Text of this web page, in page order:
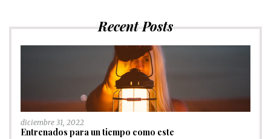
Recent Posts
diciembre 31, 2022
Entrenados para un tiempo como este